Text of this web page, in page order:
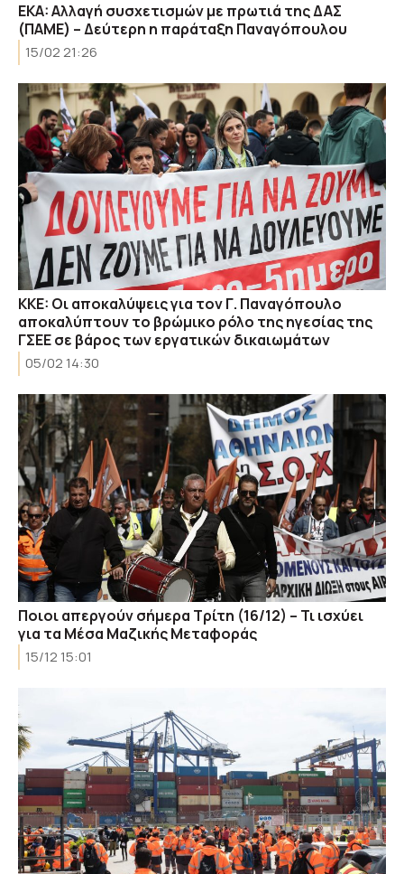
EKA: Αλλαγή συσχετισμών με πρωτιά της ΔΑΣ
(ΠΑΜΕ) – Δεύτερη η παράταξη Παναγόπουλου
15/02 21:26
KKE: Oι αποκαλύψεις για τον Γ. Παναγόπουλο
αποκαλύπτουν το βρώμικο ρόλο της ηγεσίας της
ΓΣΕΕ σε βάρος των εργατικών δικαιωμάτων
05/02 14:30
Ποιοι απεργούν σήμερα Τρίτη (16/12) – Τι ισχύει
για τα Μέσα Μαζικής Μεταφοράς
15/12 15:01